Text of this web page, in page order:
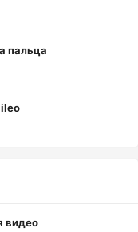
пальца
видео